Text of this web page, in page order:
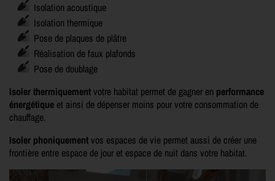
Isolation acoustique
Isolation thermique
Pose de plaques de plâtre
Réalisation de faux plafonds
Pose de doublage
Isoler thermiquementvotre habitat permet de gagner en performance
énergétique et ainsi de dépenser moins pour votre consommation de
chauffage.
Isoler phoniquementvos espaces de vie permet aussi de créer une
frontière entre espace de jour et espace de nuit dans votre habitat.